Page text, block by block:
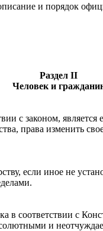
и порядок
Раздел II
Человек и
с законом,
права изменить
если иное не
в соответствии с
и